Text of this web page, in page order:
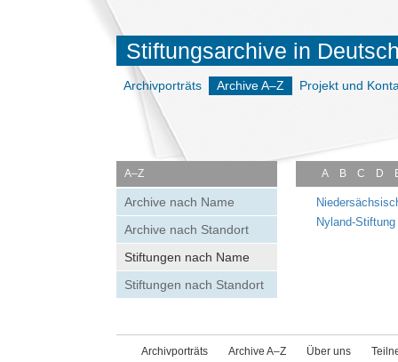
Stiftungsarchive in
Archivporträts Archive A–Z Projekt und
A–Z
Archive nach Name
Archive nach Standort
Stiftungen nach Name
Stiftungen nach Standort
A B C D
Nyland-Stiftung
Archivporträts Archive A–Z Über uns